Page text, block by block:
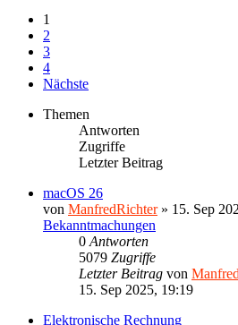
1
2
3
4
Nächste
Themen
Antworten
Zugriffe
Letzter Beitrag
macOS 26
von ManfredRichter» 15. Sep
Bekanntmachungen
0 Antworten
5079 Zugriffe
Letzter Beitrag von
15. Sep 2025, 19:19
Elektronische Rechnung